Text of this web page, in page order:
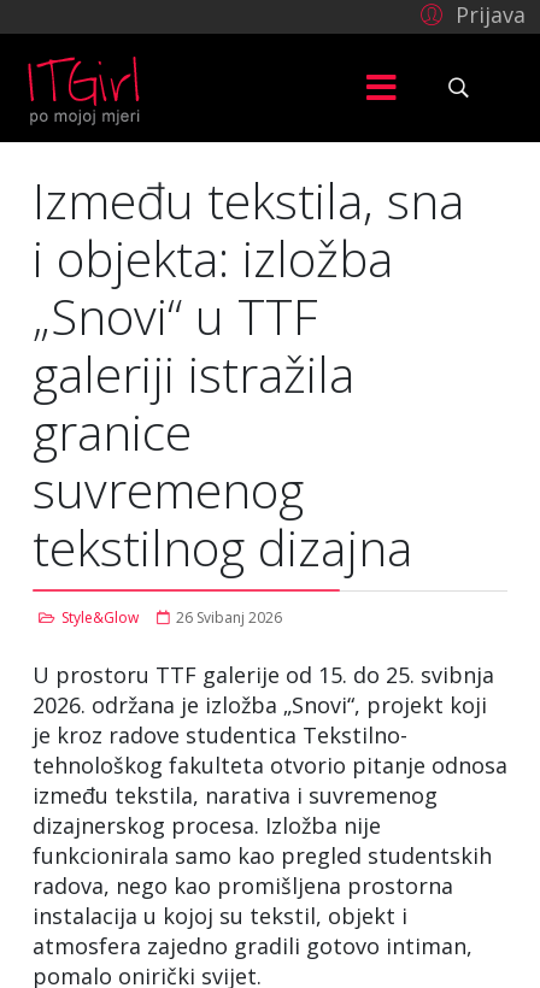
Prijava
Između tekstila, sna
i objekta: izložba
„Snovi“ u TTF
galeriji istražila
granice
suvremenog
tekstilnog dizajna
Style&Glow 26 Svibanj 2026
U prostoru TTF galerije od 15. do 25. svibnja
2026. održana je izložba „Snovi“, projekt koji
je kroz radove studentica Tekstilno-
tehnološkog fakulteta otvorio pitanje odnosa
između tekstila, narativa i suvremenog
dizajnerskog procesa. Izložba nije
funkcionirala samo kao pregled studentskih
radova, nego kao promišljena prostorna
instalacija u kojoj su tekstil, objekt i
atmosfera zajedno gradili gotovo intiman,
pomalo onirički svijet.